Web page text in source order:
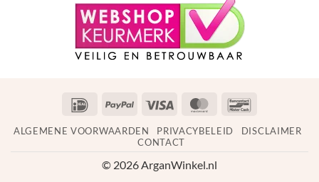
IDeal PayPal Visa MasterCard
ALGEMENE VOORWAARDEN PRIVACYBELEID
DISCLAIMER
CONTACT
© 2026 ArganWinkel.nl